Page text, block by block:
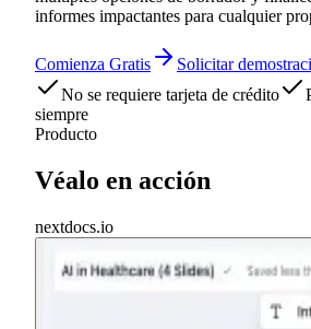
informes impactantes para cualquier
Comienza Gratis
Solicitar
No se requiere tarjeta de crédito
siempre
Producto
Véalo en acción
nextdocs.io